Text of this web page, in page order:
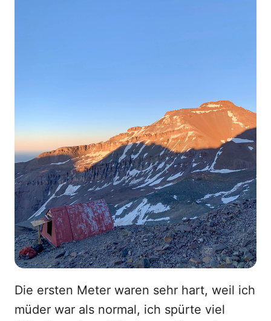
Die ersten Meter waren sehr hart, weil ich
müder war als normal, ich spürte viel